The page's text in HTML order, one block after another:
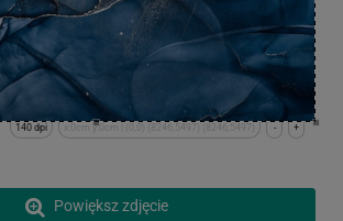
+
-
x:0cm y:0cm | (0,0) (8246,5497) (8246,5497)
140 dpi
Powiększ zdjęcie